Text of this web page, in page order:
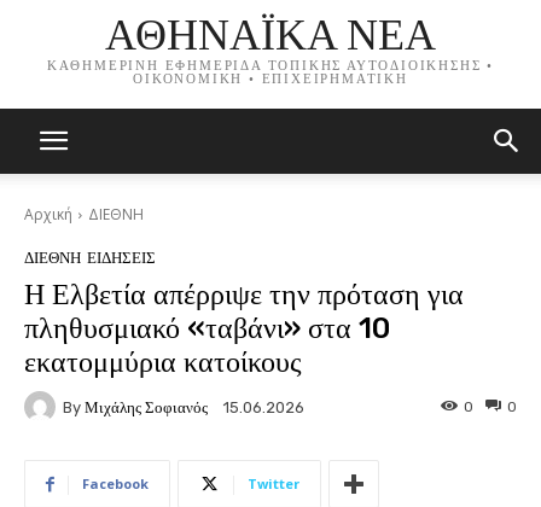
ΑΘΗΝΑΪΚΑ ΝΕΑ
ΚΑΘΗΜΕΡΙΝΗ ΕΦΗΜΕΡΙΔΑ ΤΟΠΙΚΗΣ ΑΥΤΟΔΙΟΙΚΗΣΗΣ •
ΟΙΚΟΝΟΜΙΚΗ • ΕΠΙΧΕΙΡΗΜΑΤΙΚΗ
Αρχική ΔΙΕΘΝΗ
ΔΙΕΘΝΗ ΕΙΔΗΣΕΙΣ
Η Ελβετία απέρριψε την πρόταση για
πληθυσμιακό «ταβάνι» στα 10
εκατομμύρια κατοίκους
By Μιχάλης Σοφιανός 15.06.2026 0
0
Facebook Twitter